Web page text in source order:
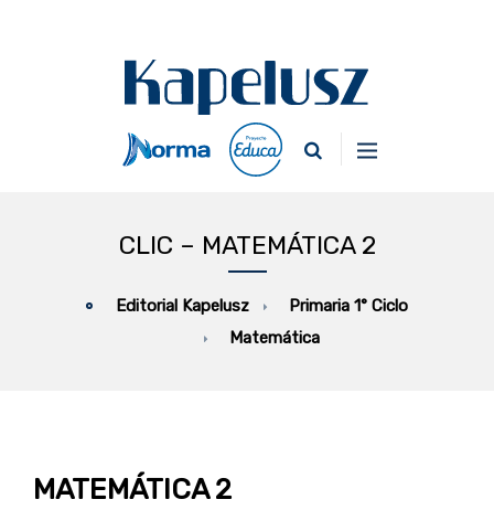
CLIC – MATEMÁTICA 2
Editorial Kapelusz
Primaria 1° Ciclo
Matemática
MATEMÁTICA 2